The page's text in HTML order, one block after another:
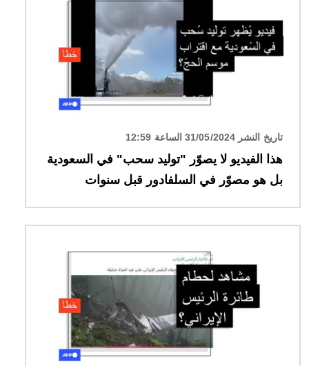
تاريخ النشر 31/05/2024 الساعة 12:59
هذا الفيديو لا يصوّر "توليد سحب" في السعودية
بل هو مصوّر في السلفادور قبل سنوات